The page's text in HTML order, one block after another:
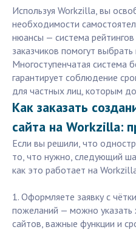
Используя Workzilla, вы
необходимости
нюансы — система
заказчиков помогут
Многоступенчатая система
гарантирует соблюдение
для частных лиц, которым
Как заказать
сайта на Workzilla:
Если вы решили, что
то, что нужно, следующий
как это работает на
1. Оформляете заявку с
пожеланий — можно указать
сайтов, важные функции и